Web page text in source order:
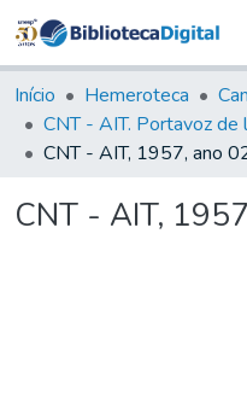
Início Hemeroteca
CNT - AIT,